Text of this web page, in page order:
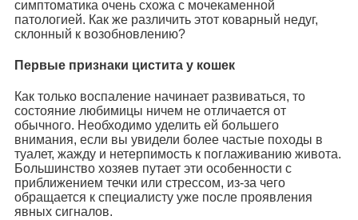
симптоматика очень схожа с мочекаменной
патологией. Как же различить этот коварный недуг,
склонный к возобновлению?
Первые признаки цистита у кошек
Как только воспаление начинает развиваться, то
состояние любимицы ничем не отличается от
обычного. Необходимо уделить ей большего
внимания, если вы увидели более частые походы в
туалет, жажду и нетерпимость к поглаживанию живота.
Большинство хозяев путает эти особенности с
приближением течки или стрессом, из-за чего
обращается к специалисту уже после проявления
явных сигналов.